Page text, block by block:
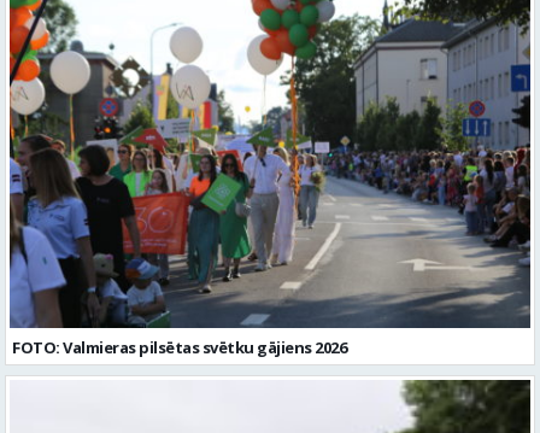
FOTO: Valmieras pilsētas svētku gājiens 2026